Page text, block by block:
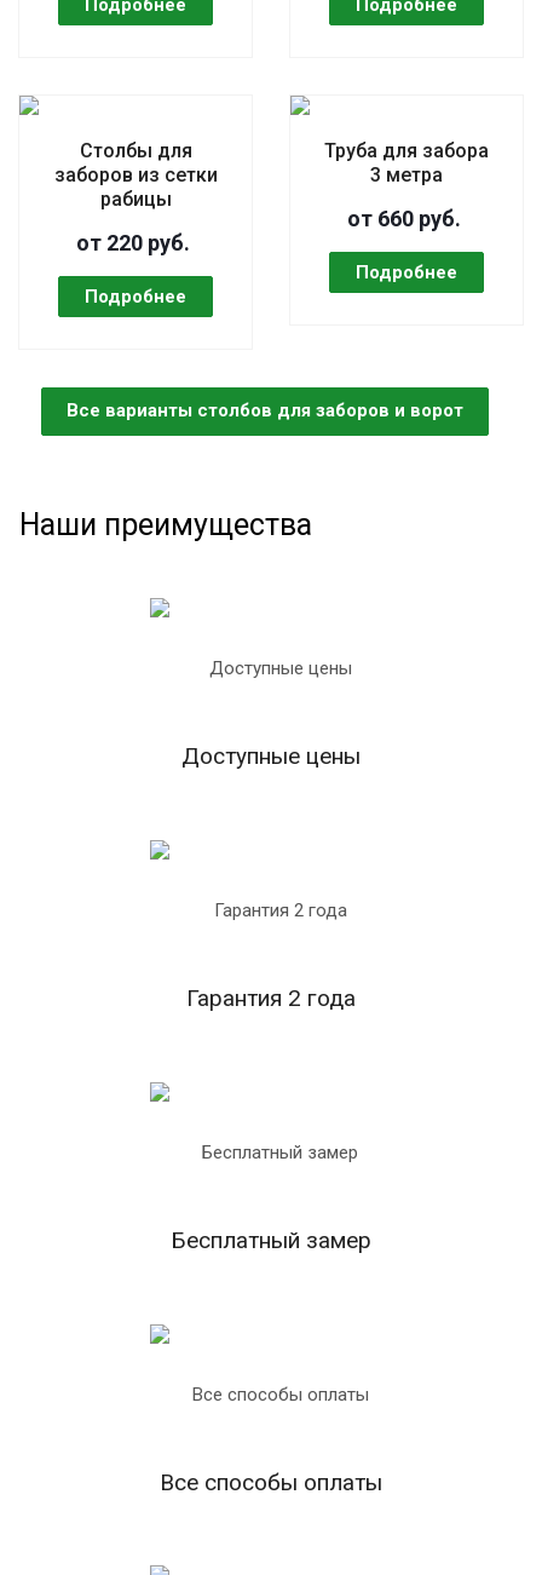
Столбы для
заборов из сетки
рабицы
от 220 руб.
Труба для забора
3 метра
от 660 руб.
Все варианты столбов для заборов и ворот
Наши преимущества
Доступные цены
Гарантия 2 года
Бесплатный замер
Все способы оплаты